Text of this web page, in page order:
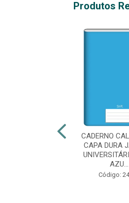
Produtos
CADERNO
CAPA DURA
AZU...
Código: